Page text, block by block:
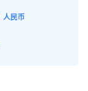
人民币